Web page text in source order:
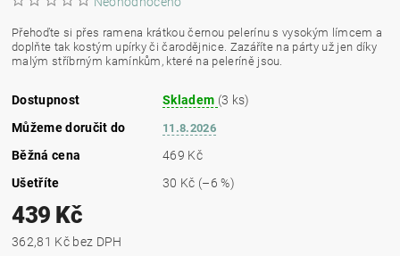
Přehoďte si přes ramena krátkou černou pelerínu s vysokým límcem a
doplňte tak kostým upírky či čarodějnice. Zazáříte na párty už jen díky
malým stříbrným kamínkům, které na peleríně jsou.
Dostupnost Skladem (3 ks)
Můžeme doručit do
11.8.2026
Běžná cena
469 Kč
Ušetříte
30 Kč (–6 %)
439 Kč
362,81 Kč bez DPH